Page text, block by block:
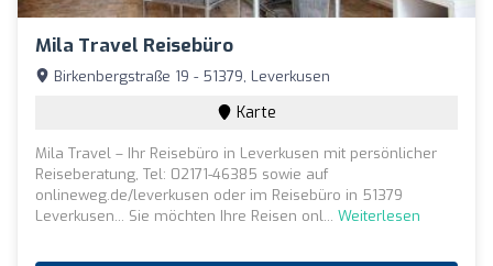
Mila Travel Reisebüro
Birkenbergstraße 19 - 51379, Leverkusen
Karte
Mila Travel – Ihr Reisebüro in Leverkusen mit persönlicher
Reiseberatung, Tel: 02171-46385 sowie auf
onlineweg.de/leverkusen oder im Reisebüro in 51379
Leverkusen... Sie möchten Ihre Reisen onl... Weiterlesen